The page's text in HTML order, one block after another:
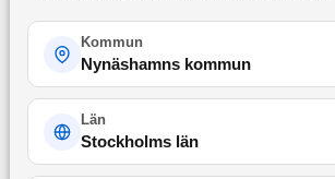
Kommun
Nynäshamns kommun
Län
Stockholms län